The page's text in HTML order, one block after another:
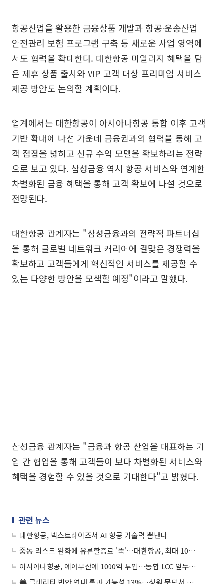
항공산업을 활용한 금융상품 개발과 항공·운송산업
안전관리 보험 프로그램 구축 등 새로운 사업 영역에
서도 협력을 확대한다. 대한항공 마일리지 혜택을 담
은 제휴 상품 출시와 VIP 고객 대상 프리미엄 서비스
제공 방안도 논의할 계획이다.
업계에서는 대한항공이 아시아나항공 통합 이후 고객
기반 확대에 나선 가운데 금융권과의 협력을 통해 고
객 접점을 넓히고 신규 수익 모델을 확보하려는 전략
으로 보고 있다. 삼성금융 역시 항공 서비스와 연계한
차별화된 금융 혜택을 통해 고객 확보에 나설 것으로
전망된다.
대한항공 관계자는 "삼성금융과의 전략적 파트너십
을 통해 글로벌 네트워크 캐리어에 걸맞은 경쟁력을
확보하고 고객들에게 혁신적인 서비스를 제공할 수
있는 다양한 방안을 모색할 예정"이라고 말했다.
삼성금융 관계자는 "금융과 항공 산업을 대표하는 기
업 간 협업을 통해 고객들이 보다 차별화된 서비스와
혜택을 경험할 수 있을 것으로 기대한다"고 밝혔다.
관련 뉴스
대한항공, 넥스트라이즈서 AI 항공 기술력 뽐낸다
중동 리스크 완화에 유류할증료 '뚝'…대한항공, 최대 10만7500원 인하
아시아나항공, 에어부산에 1000억 투입…통합 LCC 앞두고 재무구조 개선
美 클래리티 법안 연내 통과 가능성 13%…상원 문턱서 제동